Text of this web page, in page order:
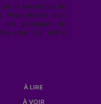
le lien en bas de
Pour obtenir plus
nos pratiques de
vous sur notre
À LIRE